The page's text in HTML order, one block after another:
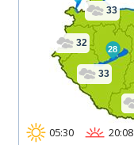
33
32
33
28
05:30 20:08